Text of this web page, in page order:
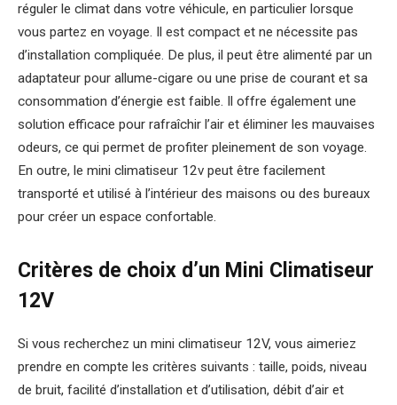
réguler le climat dans votre véhicule, en particulier lorsque
vous partez en voyage. Il est compact et ne nécessite pas
d’installation compliquée. De plus, il peut être alimenté par un
adaptateur pour allume-cigare ou une prise de courant et sa
consommation d’énergie est faible. Il offre également une
solution efficace pour rafraîchir l’air et éliminer les mauvaises
odeurs, ce qui permet de profiter pleinement de son voyage.
En outre, le mini climatiseur 12v peut être facilement
transporté et utilisé à l’intérieur des maisons ou des bureaux
pour créer un espace confortable.
Critères de choix d’un Mini Climatiseur
12V
Si vous recherchez un mini climatiseur 12V, vous aimeriez
prendre en compte les critères suivants : taille, poids, niveau
de bruit, facilité d’installation et d’utilisation, débit d’air et